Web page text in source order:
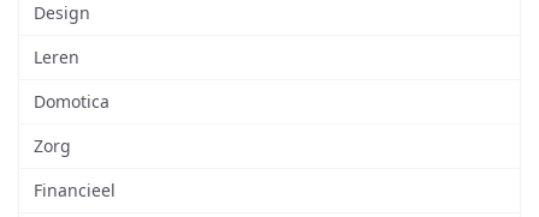
Design
Leren
Domotica
Zorg
Financieel